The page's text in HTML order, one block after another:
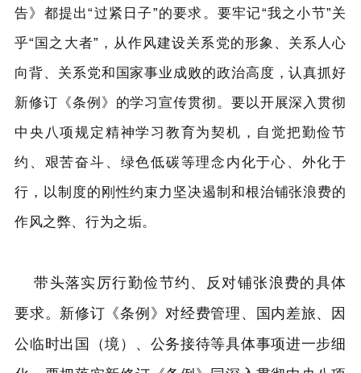
告》都提出“过紧日子”的要求。要牢记“我之小节”关
乎“国之大者”，从作风建设关系党的形象、关系人心
向背、关系党和国家事业成败的政治高度，认真抓好
新修订《条例》的学习宣传贯彻。要以开展深入贯彻
中央八项规定精神学习教育为契机，自觉把勤俭节
约、艰苦奋斗、绿色低碳等理念内化于心、外化于
行，以制度的刚性约束力坚决遏制和根治铺张浪费的
作风之弊、行为之垢。
带头落实厉行勤俭节约、反对铺张浪费的具体
要求。新修订《条例》对经费管理、国内差旅、因
公临时出国（境）、公务接待等具体事项进一步细